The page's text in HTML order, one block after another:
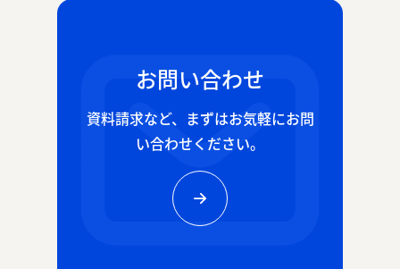
お問い合わせ
資料請求など、 まずはお気軽にお問
い合わせください。